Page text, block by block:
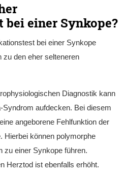
einer Synkope?
bei einer Synkope
den eher selteneren
Diagnostik kann
Syndrom aufdecken. Bei diesem
angeborene Fehlfunktion der
. Hierbei können polymorphe
zu einer Synkope führen.
Herztod ist ebenfalls erhöht.